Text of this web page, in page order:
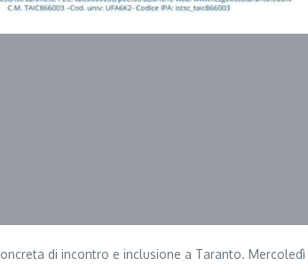
di incontro e inclusione a Taranto.